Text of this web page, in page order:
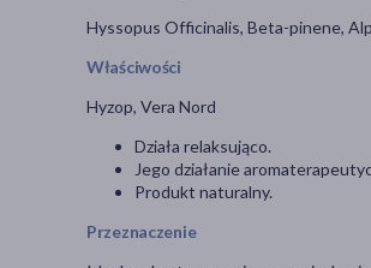
Hyssopus Officinalis, Beta-pinene,
Właściwości
Hyzop, Vera Nord
Działa relaksująco.
Jego działanie
Produkt naturalny.
Przeznaczenie